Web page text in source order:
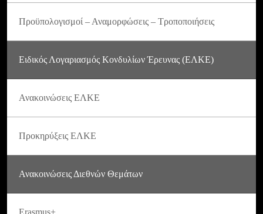
Προϋπολογισμοί – Αναμορφώσεις – Τροποποιήσεις
Ειδικός Λογαριασμός Κονδυλίων Έρευνας (ΕΛΚΕ)
Ανακοινώσεις ΕΛΚΕ
Προκηρύξεις ΕΛΚΕ
Ανακοινώσεις Διεθνών Θεμάτων
Erasmus+